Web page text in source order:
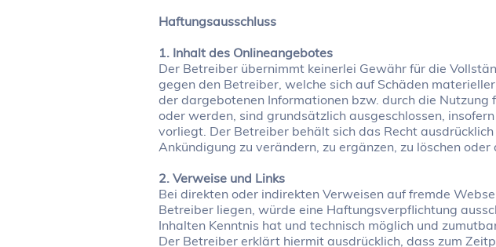
Haftungsausschluss
1. Inhalt des Onlineangebotes
Der Betreiber übernimmt keinerlei Gewähr für die
gegen den Betreiber, welche sich auf Schäden
der dargebotenen Informationen bzw. durch die
oder werden, sind grundsätzlich ausgeschlossen,
vorliegt. Der Betreiber behält sich das Recht
Ankündigung zu verändern, zu ergänzen, zu löschen
2. Verweise und Links
Bei direkten oder indirekten Verweisen auf fremde
Betreiber liegen, würde eine Haftungsverpflichtung
Inhalten Kenntnis hat und technisch möglich und
Der Betreiber erklärt hiermit ausdrücklich, dass zum